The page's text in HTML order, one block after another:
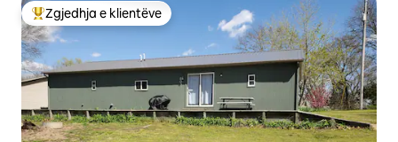
Më të mirat e zgjedhjeve të klientëve
Zgjedhja e klientëve